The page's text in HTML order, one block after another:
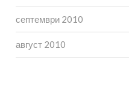
септември 2010
август 2010